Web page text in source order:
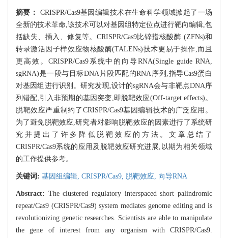
摘要： CRISPR/Cas9基因编辑技术在生命科学领域掀起了一场
全新的技术革命,该技术可以对基因组特定位点进行靶向编辑,包
括缺失、插入、修复等。CRISPR/Cas9比锌指核酸酶 (ZFNs)和
转录激活因子样效应物核酸酶(TALENs)技术更易于操作,而且
更高效。CRISPR/Cas9系统中的向导RNA(Single guide RNA,
sgRNA)是一段与目标DNA片段匹配的RNA序列,指导Cas9蛋白
对基因组进行识别。研究发现,设计的sgRNA会与非靶点DNA序
列错配,引入非预期的基因突变,即脱靶效应(Off-target effects)。
脱靶效应严重制约了CRISPR/Cas9基因编辑技术的广泛应用。
为了避免脱靶效应,研究者对影响脱靶效应的因素进行了系统研
究并提出了许多降低脱靶效应的方法。文章总结了
CRISPR/Cas9系统的应用及脱靶效应研究进展,以期为相关领域
的工作提供参考。
关键词: 基因组编辑, CRISPR/Cas9, 脱靶效应, 向导RNA
Abstract: The clustered regulatory interspaced short palindromic
repeat/Cas9 (CRISPR/Cas9) system mediates genome editing and is
revolutionizing genetic researches. Scientists are able to manipulate
the gene of interest from any organism with CRISPR/Cas9.